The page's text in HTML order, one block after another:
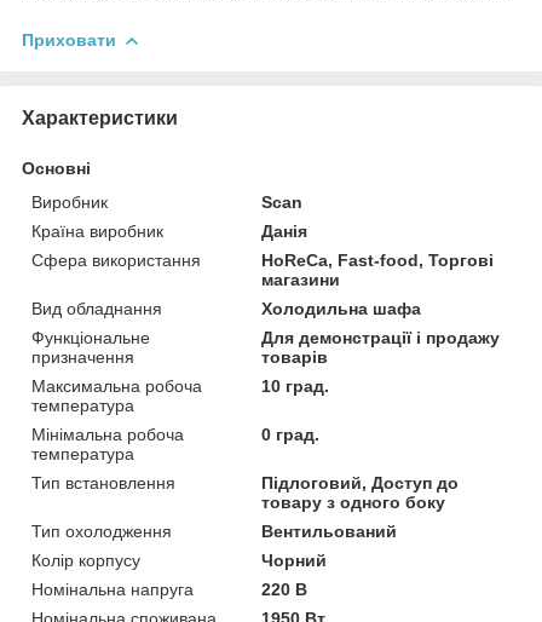
Приховати
Характеристики
Основні
Виробник
Scan
Країна виробник
Данія
Сфера використання
HoReCa, Fast-food, Торгові
магазини
Вид обладнання
Холодильна шафа
Функціональне
призначення
Для демонстрації і продажу
товарів
Максимальна робоча
температура
10 град.
Мінімальна робоча
температура
0 град.
Тип встановлення
Підлоговий, Доступ до
товару з одного боку
Тип охолодження
Вентильований
Колір корпусу
Чорний
Номінальна напруга
220 В
Номінальна споживана
1950 Вт